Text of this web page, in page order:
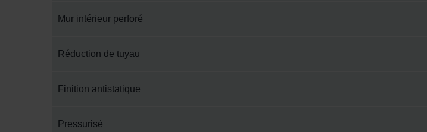
Mur intérieur perforé
Réduction de tuyau
Finition antistatique
Pressurisé